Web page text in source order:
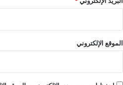
الموقع الإلكتروني